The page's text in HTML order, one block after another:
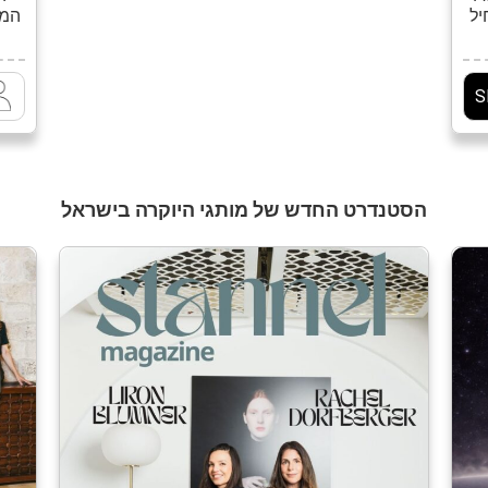
של
הסטנדרט החדש של מותגי היוקרה בישראל